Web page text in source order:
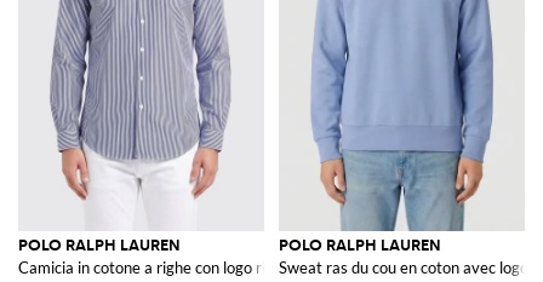
POLO RALPH LAUREN
Camicia in cotone a righe con logo ricamato
POLO RALPH LAUREN
Sweat ras du cou en coton avec logo